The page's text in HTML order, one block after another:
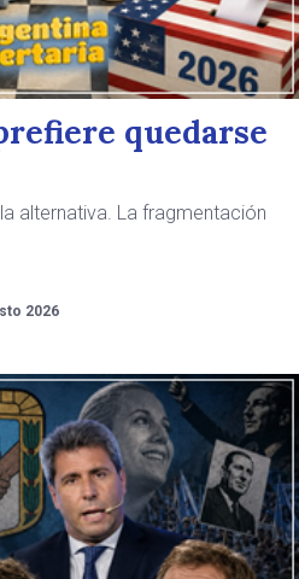
quedarse
alternativa. La fragmentación
2026